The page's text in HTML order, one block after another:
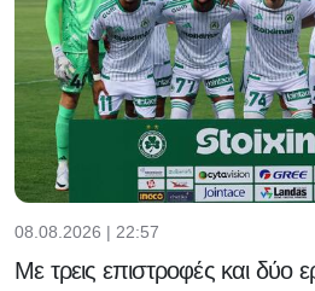
08.08.2026 | 22:57
Με τρεις επιστροφές και δύο